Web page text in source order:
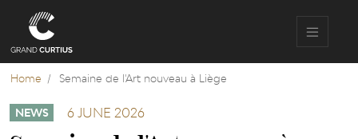
content
Home
Semaine de l'Art nouveau à Liège
NEWS 6 JUNE 2026